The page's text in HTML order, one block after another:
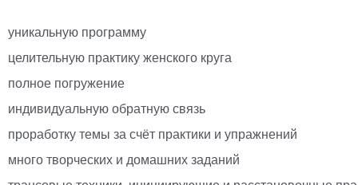
уникальную программу
целительную практику женского круга
полное погружение
индивидуальную обратную связь
проработку темы за счёт практики и упражнений
много творческих и домашних заданий